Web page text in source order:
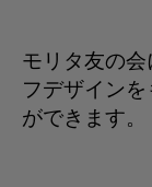
モリタ友の
フデザイン
ができます。